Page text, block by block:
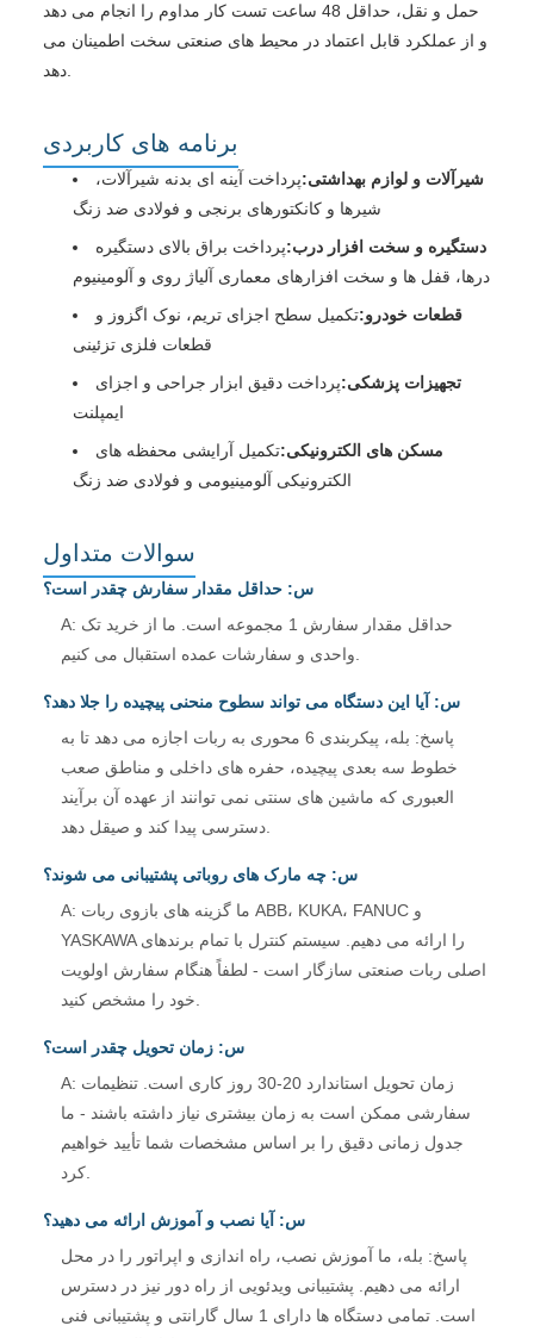
حمل و نقل، حداقل 48 ساعت تست کار مداوم را انجام می دهد
و از عملکرد قابل اعتماد در محیط های صنعتی سخت اطمینان می
برنامه های کاربردی
شیرآلات و لوازم بهداشتی:پرداخت آینه ای بدنه شیرآلات،
شیرها و کانکتورهای برنجی و فولادی ضد زنگ
دستگیره و سخت افزار درب:پرداخت براق بالای دستگیره
درها، قفل ها و سخت افزارهای معماری آلیاژ روی و آلومینیوم
قطعات خودرو:تکمیل سطح اجزای تریم، نوک اگزوز و
قطعات فلزی تزئینی
تجهیزات پزشکی:پرداخت دقیق ابزار جراحی و اجزای
ایمپلنت
مسکن های الکترونیکی:تکمیل آرایشی محفظه های
الکترونیکی آلومینیومی و فولادی ضد زنگ
سوالات متداول
س: حداقل مقدار سفارش چقدر است؟
A: حداقل مقدار سفارش 1 مجموعه است. ما از خرید تک
س: آیا این دستگاه می تواند سطوح منحنی پیچیده را جلا دهد؟
پاسخ: بله، پیکربندی 6 محوری به ربات اجازه می دهد تا به
خطوط سه بعدی پیچیده، حفره های داخلی و مناطق صعب
العبوری که ماشین های سنتی نمی توانند از عهده آن برآیند
س: چه مارک های روباتی پشتیبانی می شوند؟
A: ما گزینه های بازوی ربات ABB، KUKA، FANUC و
YASKAWA را ارائه می دهیم. سیستم کنترل با تمام برندهای
اصلی ربات صنعتی سازگار است - لطفاً هنگام سفارش اولویت
س: زمان تحویل چقدر است؟
A: زمان تحویل استاندارد 20-30 روز کاری است. تنظیمات
سفارشی ممکن است به زمان بیشتری نیاز داشته باشند - ما
جدول زمانی دقیق را بر اساس مشخصات شما تأیید خواهیم
س: آیا نصب و آموزش ارائه می دهید؟
پاسخ: بله، ما آموزش نصب، راه اندازی و اپراتور را در محل
ارائه می دهیم. پشتیبانی ویدئویی از راه دور نیز در دسترس
است. تمامی دستگاه ها دارای 1 سال گارانتی و پشتیبانی فنی